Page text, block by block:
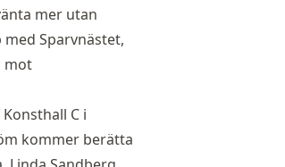
mer utan
Sparvnästet,
mot
C i
kommer berätta